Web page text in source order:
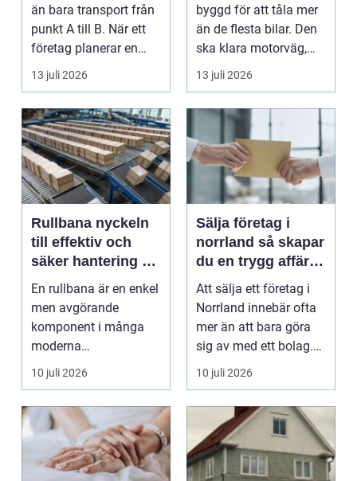
än bara transport från
punkt A till B. När ett
företag planerar en
resa för m...
13 juli 2026
byggd för att tåla mer
än de flesta bilar. Den
ska klara motorväg,
stadstrafik, gru...
13 juli 2026
Rullbana nyckeln
till effektiv och
säker hantering av
gods
En rullbana är en enkel
men avgörande
komponent i många
moderna
verksamheter. Den
används för att fl...
10 juli 2026
Sälja företag i
norrland så skapar
du en trygg affär
från start till mål
Att sälja ett företag i
Norrland innebär ofta
mer än att bara göra
sig av med ett bolag.
För många ä...
10 juli 2026